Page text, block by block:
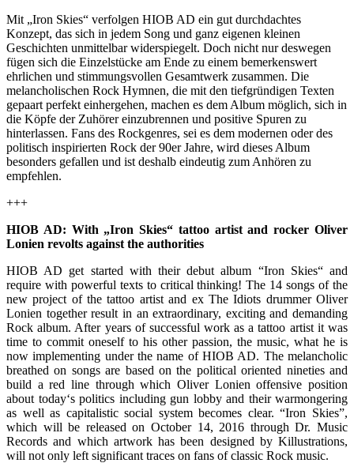
Mit „Iron Skies“ verfolgen HIOB AD ein gut durchdachtes
Konzept, das sich in jedem Song und ganz eigenen kleinen
Geschichten unmittelbar widerspiegelt. Doch nicht nur deswegen
fügen sich die Einzelstücke am Ende zu einem bemerkenswert
ehrlichen und stimmungsvollen Gesamtwerk zusammen. Die
melancholischen Rock Hymnen, die mit den tiefgründigen Texten
gepaart perfekt einhergehen, machen es dem Album möglich, sich in
die Köpfe der Zuhörer einzubrennen und positive Spuren zu
hinterlassen. Fans des Rockgenres, sei es dem modernen oder des
politisch inspirierten Rock der 90er Jahre, wird dieses Album
besonders gefallen und ist deshalb eindeutig zum Anhören zu
empfehlen.
+++
HIOB AD: With „Iron Skies“ tattoo artist and rocker Oliver
Lonien revolts against the authorities
HIOB AD get started with their debut album “Iron Skies“ and
require with powerful texts to critical thinking! The 14 songs of the
new project of the tattoo artist and ex The Idiots drummer Oliver
Lonien together result in an extraordinary, exciting and demanding
Rock album. After years of successful work as a tattoo artist it was
time to commit oneself to his other passion, the music, what he is
now implementing under the name of HIOB AD. The melancholic
breathed on songs are based on the political oriented nineties and
build a red line through which Oliver Lonien offensive position
about today‘s politics including gun lobby and their warmongering
as well as capitalistic social system becomes clear. “Iron Skies”,
which will be released on October 14, 2016 through Dr. Music
Records and which artwork has been designed by Killustrations,
will not only left significant traces on fans of classic Rock music.